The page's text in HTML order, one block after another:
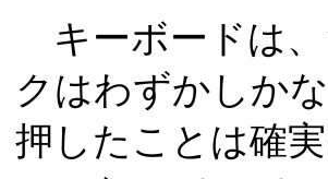
キーボードは、
クはわずかしか
押したことは確